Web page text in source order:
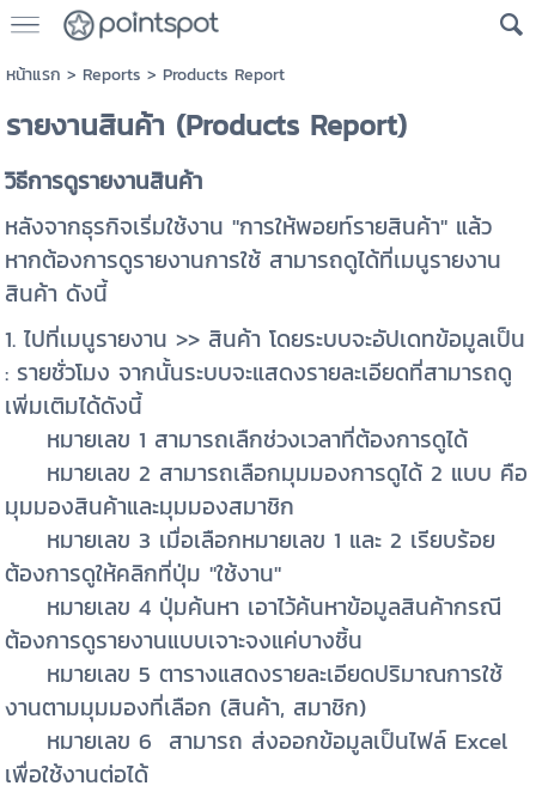
หน้าแรก > Reports > Products Report
รายงานสินค้า (Products Report)
วิธีการดูรายงานสินค้า
หลังจากธุรกิจเริ่มใช้งาน "การให้พอยท์รายสินค้า" แล้ว
หากต้องการดูรายงานการใช้ สามารถดูได้ที่เมนูรายงาน
สินค้า ดังนี้
1. ไปที่เมนูรายงาน >> สินค้า โดยระบบจะอัปเดทข้อมูลเป็น
: รายชั่วโมง จากนั้นระบบจะแสดงรายละเอียดที่สามารถดู
เพิ่มเติมได้ดังนี้
หมายเลข 1 สามารถเลืกช่วงเวลาที่ต้องการดูได้
หมายเลข 2 สามารถเลือกมุมมองการดูได้ 2 แบบ คือ
มุมมองสินค้าและมุมมองสมาชิก
หมายเลข 3 เมื่อเลือกหมายเลข 1 และ 2 เรียบร้อย
ต้องการดูให้คลิกที่ปุ่ม "ใช้งาน"
หมายเลข 4 ปุ่มค้นหา เอาไว้ค้นหาข้อมูลสินค้ากรณี
ต้องการดูรายงานแบบเจาะจงแค่บางชิ้น
หมายเลข 5 ตารางแสดงรายละเอียดปริมาณการใช้
งานตามมุมมองที่เลือก (สินค้า, สมาชิก)
หมายเลข 6 สามารถ ส่งออกข้อมูลเป็นไฟล์ Excel
เพื่อใช้งานต่อได้